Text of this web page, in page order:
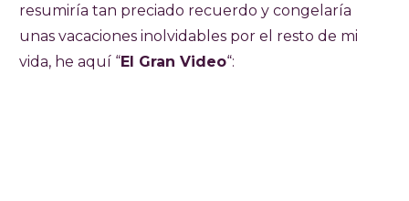
resumiría tan preciado recuerdo y congelaría
unas vacaciones inolvidables por el resto de mi
vida, he aquí “El Gran Video“: